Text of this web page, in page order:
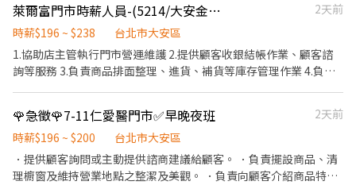
舞台發光 • 具備日文 N2以上能力者（需具備接近流利的聽說能
力），享有外語津貼 • 歡迎喜歡與各國旅客交流的你，加入甜境一
起把台灣甜點推向世界！
萊爾富門市時薪人員-(5214/大安金杭店)
2天前
時薪$196 ~ $238
台北市大安區
1.協助店主管執行門市營運維護 2.提供顧客收銀結帳作業、顧客諮
詢等服務 3.負責商品排面整理、進貨、補貨等庫存管理作業 4.負責
🌹急徵🌹7-11仁愛醫門市✅早晚夜班
2天前
時薪$196 ~ $200
台北市大安區
．提供顧客詢問或主動提供諮商建議給顧客。 ．負責擺設商品、清
理櫥窗及維持營業地點之整潔及美觀。 ．負責向顧客介紹商品特